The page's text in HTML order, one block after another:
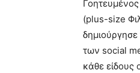
(plus-size
των social
κάθε είδους